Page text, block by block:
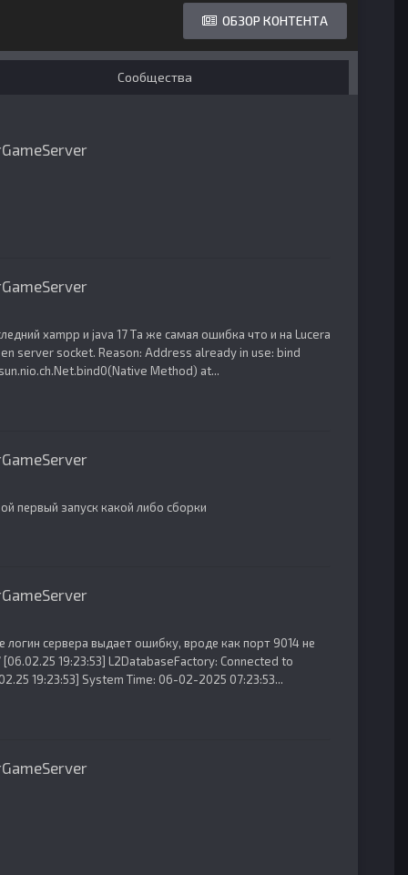
ОБЗОР КОНТЕНТА
Сообщества
xampp и java 17 Та же самая ошибка что и на Lucera
server socket. Reason: Address already in use: bind
Method) at...
первый запуск какой либо сборки
сервера выдает ошибку, вроде как порт 9014 не
19:23:53] L2DatabaseFactory: Connected to
19:23:53] System Time: 06-02-2025 07:23:53...